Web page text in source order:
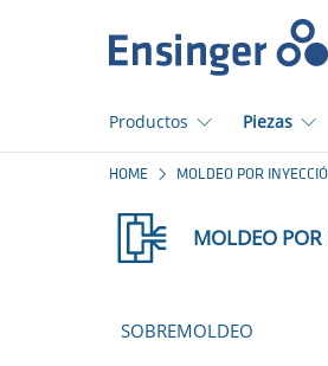
Productos Piezas
HOME MOLDEO POR
MOLDEO
SOBREMOLDEO